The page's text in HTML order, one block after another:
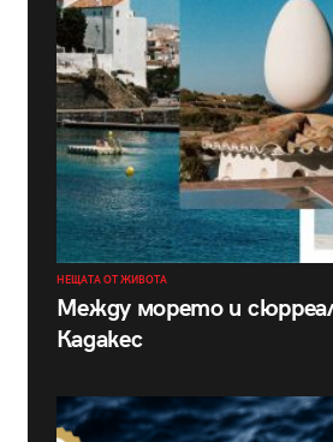
НЕЩАТА ОТ ЖИВОТА
Между морето и
Кадакес